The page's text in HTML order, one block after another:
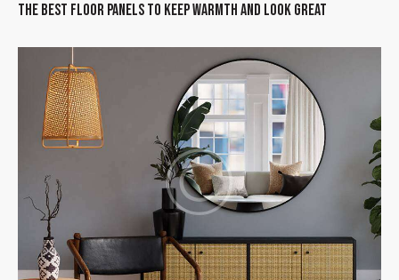
THE BEST FLOOR PANELS TO KEEP WARMTH AND LOOK GREAT